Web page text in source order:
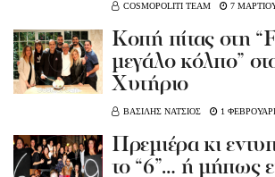
COSMOPOLITI TEAM 7
Koπή πίτας στη
μεγάλο κόλπο”
Χυτήριο
ΒΑΣΙΛΗΣ ΝΑΤΣΙΟΣ 1
Πρεμιέρα κι
το “6”… ή μήπως